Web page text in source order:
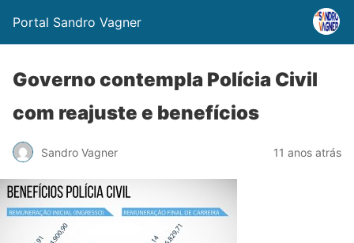
Portal Sandro Vagner
Governo contempla Polícia Civil
com reajuste e benefícios
Sandro Vagner 11 anos atrás